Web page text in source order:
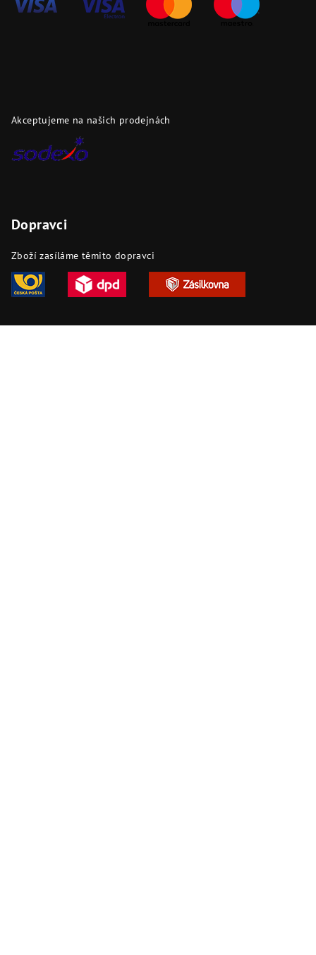
Akceptujeme na našich prodejnách
Dopravci
Zboží zasíláme těmito dopravci